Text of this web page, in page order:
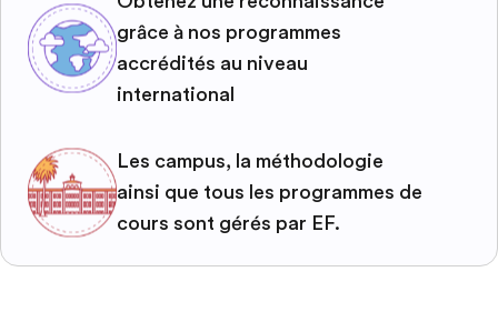
grâce à nos programmes
accrédités au niveau
international
Les campus, la méthodologie
ainsi que tous les programmes de
cours sont gérés par EF.